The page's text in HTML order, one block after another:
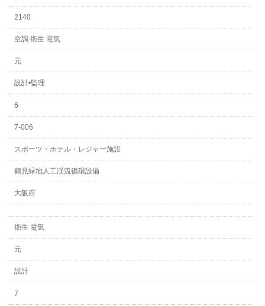
2140
空調 衛生 電気
元
設計•監理
6
7-006
スポーツ・ホテル・レジャー施設
鶴見緑地人工渓流循環設備
大阪府
衛生 電気
元
設計
7